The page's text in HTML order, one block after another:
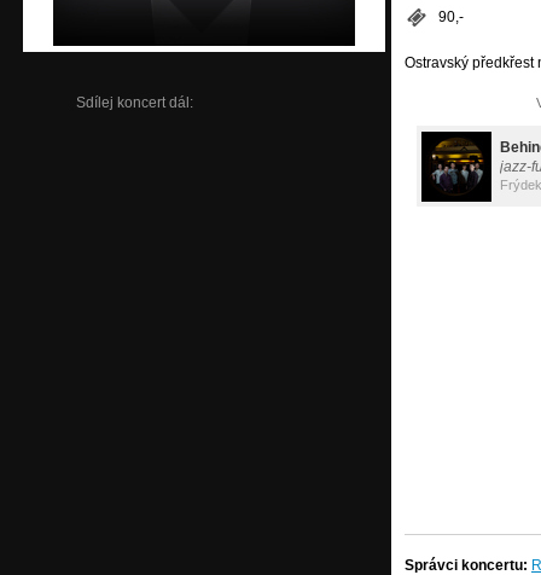
Sdílej koncert dál:
90,-
Ostravský předkřest
jazz-
Správci koncertu: